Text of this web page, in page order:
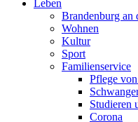
Leben
Brandenburg an
Wohnen
Kultur
Sport
Familienservice
Pflege
Studieren
Corona